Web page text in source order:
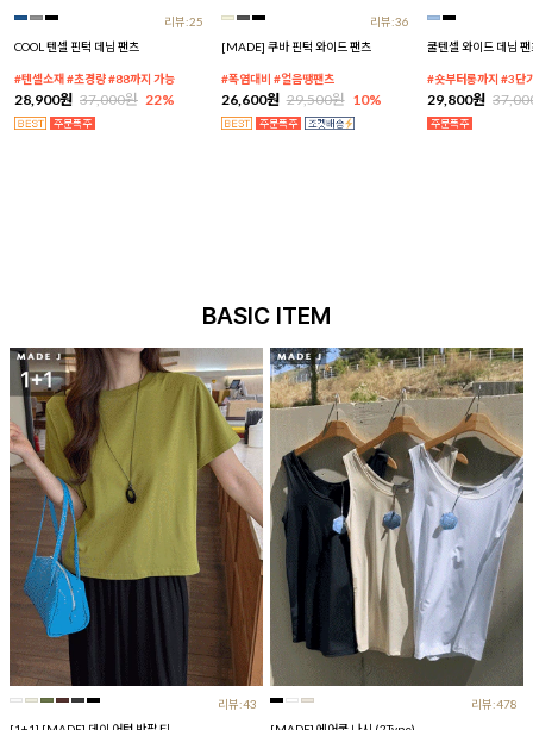
리뷰:25
COOL 텐셀 핀턱 데님 팬츠
#텐셀소재 #초경량 #88까지 가능
28,900원 37,000원 22%
리뷰:36
[MADE] 쿠바 핀턱 와이드 팬츠
#폭염대비 #얼음땡팬츠
26,600원 29,500원 10%
쿨텐셀 와이드 데님 팬
#숏부터롱까지 #3단
29,800원
BASIC ITEM
리뷰:43
리뷰:478